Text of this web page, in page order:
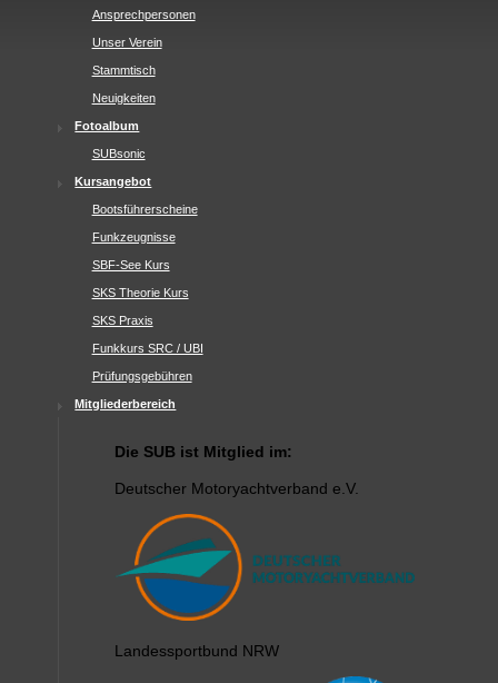
Ansprechpersonen
Unser Verein
Stammtisch
Neuigkeiten
Fotoalbum
SUBsonic
Kursangebot
Bootsführerscheine
Funkzeugnisse
SBF-See Kurs
SKS Theorie Kurs
SKS Praxis
Funkkurs SRC / UBI
Prüfungsgebühren
Mitgliederbereich
Die SUB ist Mitglied im:
Deutscher Motoryachtverband e.V.
Landessportbund NRW